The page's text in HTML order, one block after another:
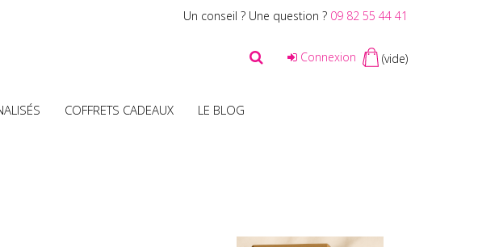
Un conseil ? Une question ? 09 82 55 44 41
Connexion (vide)
COFFRETS CADEAUX LE BLOG